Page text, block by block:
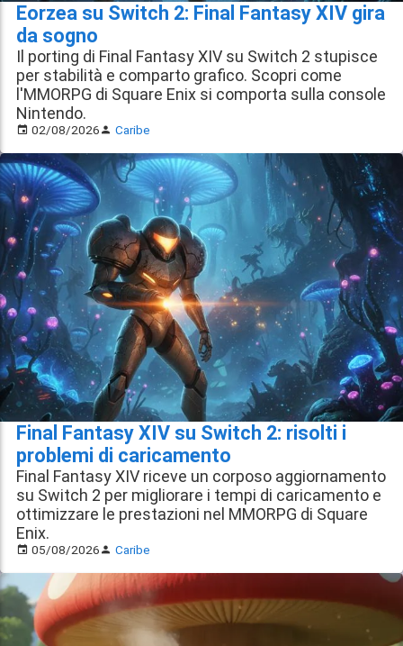
Eorzea su Switch 2: Final Fantasy XIV gira
da sogno
Il porting di Final Fantasy XIV su Switch 2 stupisce
per stabilità e comparto grafico. Scopri come
l'MMORPG di Square Enix si comporta sulla console
Nintendo.
02/08/2026 Caribe
Final Fantasy XIV su Switch 2: risolti i
problemi di caricamento
Final Fantasy XIV riceve un corposo aggiornamento
su Switch 2 per migliorare i tempi di caricamento e
ottimizzare le prestazioni nel MMORPG di Square
Enix.
05/08/2026 Caribe